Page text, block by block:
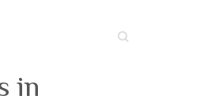
Suche
in